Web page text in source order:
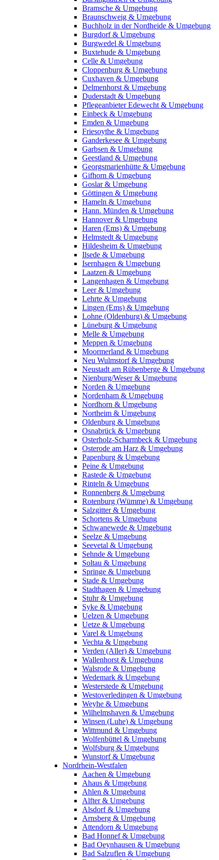
Bramsche & Umgebung
Braunschweig & Umgebung
Buchholz in der Nordheide & Umgebung
Burgdorf & Umgebung
Burgwedel & Umgebung
Buxtehude & Umgebung
Celle & Umgebung
Cloppenburg & Umgebung
Cuxhaven & Umgebung
Delmenhorst & Umgebung
Duderstadt & Umgebung
Pflegeanbieter Edewecht & Umgebung
Einbeck & Umgebung
Emden & Umgebung
Friesoythe & Umgebung
Ganderkesee & Umgebung
Garbsen & Umgebung
Geestland & Umgebung
Georgsmarienhütte & Umgebung
Gifhorn & Umgebung
Goslar & Umgebung
Göttingen & Umgebung
Hameln & Umgebung
Hann. Münden & Umgebung
Hannover & Umgebung
Haren (Ems) & Umgebung
Helmstedt & Umgebung
Hildesheim & Umgebung
Ilsede & Umgebung
Isernhagen & Umgebung
Laatzen & Umgebung
Langenhagen & Umgebung
Leer & Umgebung
Lehrte & Umgebung
Lingen (Ems) & Umgebung
Lohne (Oldenburg) & Umgebung
Lüneburg & Umgebung
Melle & Umgebung
Meppen & Umgebung
Moormerland & Umgebung
Neu Wulmstorf & Umgebung
Neustadt am Rübenberge & Umgebung
Nienburg/Weser & Umgebung
Norden & Umgebung
Nordenham & Umgebung
Nordhorn & Umgebung
Northeim & Umgebung
Oldenburg & Umgebung
Osnabrück & Umgebung
Osterholz-Scharmbeck & Umgebung
Osterode am Harz & Umgebung
Papenburg & Umgebung
Peine & Umgebung
Rastede & Umgebung
Rinteln & Umgebung
Ronnenberg & Umgebung
Rotenburg (Wümme) & Umgebung
Salzgitter & Umgebung
Schortens & Umgebung
Schwanewede & Umgebung
Seelze & Umgebung
Seevetal & Umgebung
Sehnde & Umgebung
Soltau & Umgebung
Springe & Umgebung
Stade & Umgebung
Stadthagen & Umgebung
Stuhr & Umgebung
Syke & Umgebung
Uelzen & Umgebung
Uetze & Umgebung
Varel & Umgebung
Vechta & Umgebung
Verden (Aller) & Umgebung
Wallenhorst & Umgebung
Walsrode & Umgebung
Wedemark & Umgebung
Westerstede & Umgebung
Westoverledingen & Umgebung
Weyhe & Umgebung
Wilhelmshaven & Umgebung
Winsen (Luhe) & Umgebung
Wittmund & Umgebung
Wolfenbüttel & Umgebung
Wolfsburg & Umgebung
Wunstorf & Umgebung
Nordrhein-Westfalen
Aachen & Umgebung
Ahaus & Umgebung
Ahlen & Umgebung
Alfter & Umgebung
Alsdorf & Umgebung
Arnsberg & Umgebung
Attendorn & Umgebung
Bad Honnef & Umgebung
Bad Oeynhausen & Umgebung
Bad Salzuflen & Umgebung